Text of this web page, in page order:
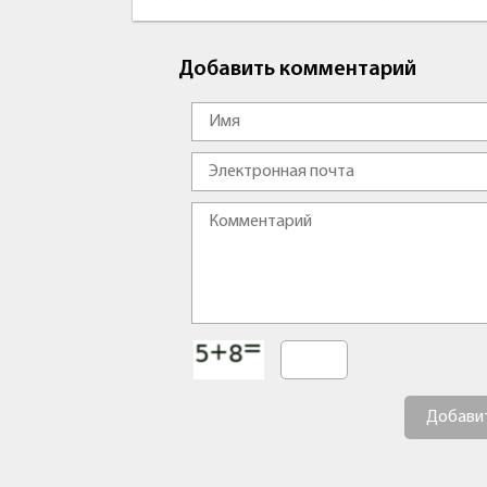
Добавить комментарий